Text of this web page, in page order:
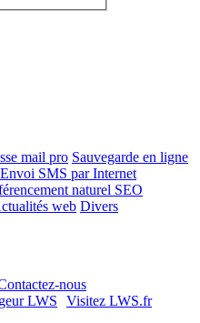
mail pro Sauvegarde en ligne
Envoi SMS par Internet
naturel SEO
web Divers
nous
Visitez LWS.fr